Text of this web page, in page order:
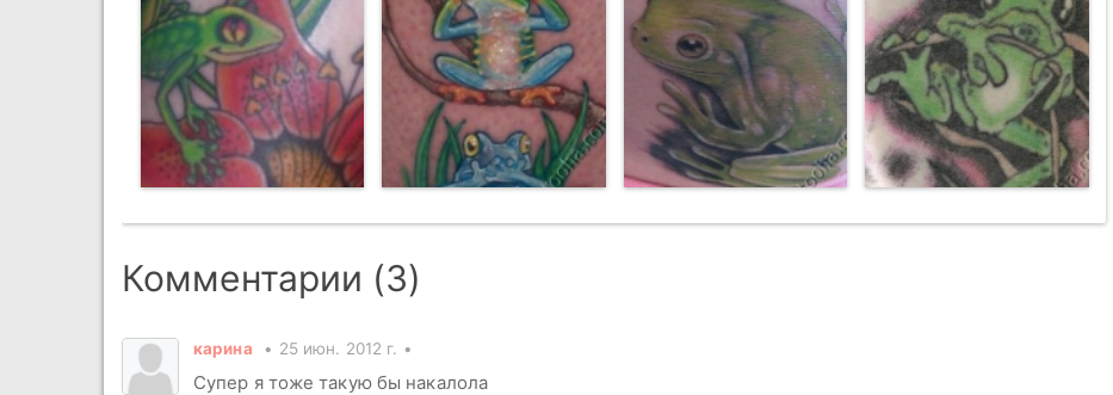
Комментарии (3)
карина 25 июн. 2012 г.
Супер я тоже такую бы накалола